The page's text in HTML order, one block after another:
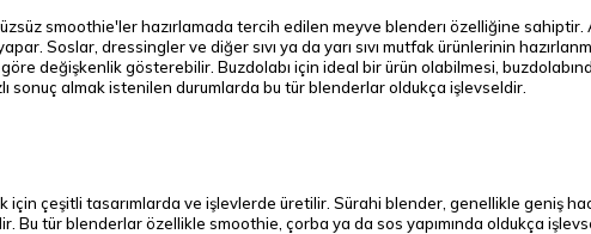
smoothie'ler hazırlamada tercih edilen meyve blenderı özelliğine sahiptir.
Soslar, dressingler ve diğer sıvı ya da yarı sıvı mutfak ürünlerinin
değişkenlik gösterebilir. Buzdolabı için ideal bir ürün olabilmesi,
sonuç almak istenilen durumlarda bu tür blenderlar oldukça işlevseldir.
çeşitli tasarımlarda ve işlevlerde üretilir. Sürahi blender, genellikle geniş
Bu tür blenderlar özellikle smoothie, çorba ya da sos yapımında oldukça